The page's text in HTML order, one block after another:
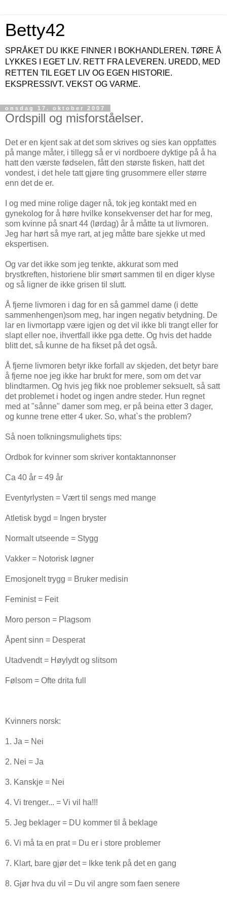
Betty42
SPRÅKET DU IKKE FINNER I BOKHANDLEREN. TØRE Å
LYKKES I EGET LIV. RETT FRA LEVEREN. UREDD, MED
RETTEN TIL EGET LIV OG EGEN HISTORIE.
EKSPRESSIVT. VEKST OG VARME.
onsdag 17. oktober 2007
Ordspill og misforståelser.
Det er en kjent sak at det som skrives og sies kan oppfattes
på mange måter, i tillegg så er vi nordboere dyktige på å ha
hatt den værste fødselen, fått den største fisken, hatt det
vondest, i det hele tatt gjøre ting grusommere eller større
enn det de er.
I og med mine rolige dager nå, tok jeg kontakt med en
gynekolog for å høre hvilke konsekvenser det har for meg,
som kvinne på snart 44 (lørdag) år å måtte ta ut livmoren.
Jeg har hørt så mye rart, at jeg måtte bare sjekke ut med
ekspertisen.
Og var det ikke som jeg tenkte, akkurat som med
brystkreften, historiene blir smørt sammen til en diger klyse
og så ligner de ikke grisen til slutt.
Å fjerne livmoren i dag for en så gammel dame (i dette
sammenhengen)som meg, har ingen negativ betydning. De
lar en livmortapp være igjen og det vil ikke bli trangt eller for
slapt eller noe, ihvertfall ikke pga dette. Og hvis det hadde
blitt det, så kunne de ha fikset på det også.
Å fjerne livmoren betyr ikke forfall av skjeden, det betyr bare
å fjerne noe jeg ikke har brukt for mere, som om det var
blindtarmen. Og hvis jeg fikk noe problemer seksuelt, så satt
det problemet i hodet og ingen andre steder. Hun regnet
med at "sånne" damer som meg, er på beina etter 3 dager,
og kunne trene etter 4 uker. So, what`s the problem?
Så noen tolkningsmulighets tips:
Ordbok for kvinner som skriver kontaktannonser
Ca 40 år = 49 år
Eventyrlysten = Vært til sengs med mange
Atletisk bygd = Ingen bryster
Normalt utseende = Stygg
Vakker = Notorisk løgner
Emosjonelt trygg = Bruker medisin
Feminist = Feit
Moro person = Plagsom
Åpent sinn = Desperat
Utadvendt = Høylydt og slitsom
Følsom = Ofte drita full
Kvinners norsk:
1. Ja = Nei
2. Nei = Ja
3. Kanskje = Nei
4. Vi trenger... = Vi vil ha!!!
5. Jeg beklager = DU kommer til å beklage
6. Vi må ta en prat = Du er i store problemer
7. Klart, bare gjør det = Ikke tenk på det en gang
8. Gjør hva du vil = Du vil angre som faen senere